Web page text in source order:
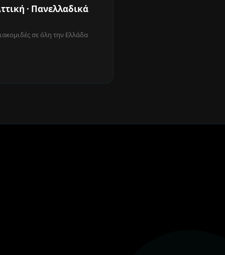
· Πανελλαδικά
σε όλη την Ελλάδα